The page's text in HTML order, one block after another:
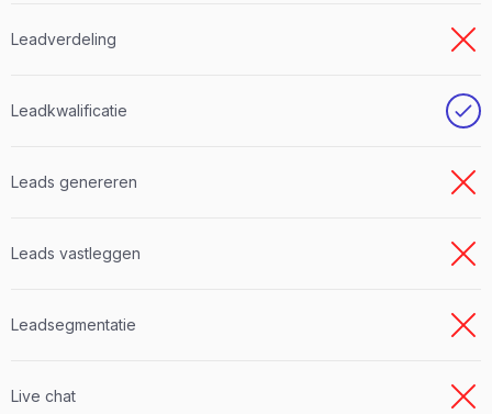
Leadverdeling
Leadkwalificatie
Leads genereren
Leads vastleggen
Leadsegmentatie
Live chat